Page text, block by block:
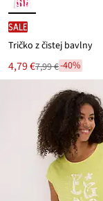
SALE
Tričko z čistej bavlny
Nová
cena
4,79 €
Zľava7,99 €-40%